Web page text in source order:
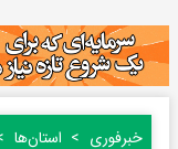
خبرفوری استان‌ها